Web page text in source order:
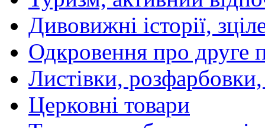
Дивовижні історії,
Одкровення про друге
Листівки,
Церковні товари